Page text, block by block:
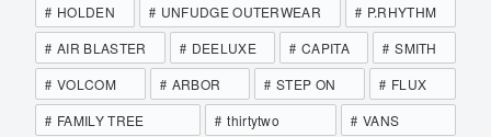
HOLDEN
UNFUDGE OUTERWEAR
P.RHYTHM
AIR BLASTER
DEELUXE CAPITA
SMITH
VOLCOM
ARBOR STEP ON
FLUX
FAMILY TREE
thirtytwo
VANS